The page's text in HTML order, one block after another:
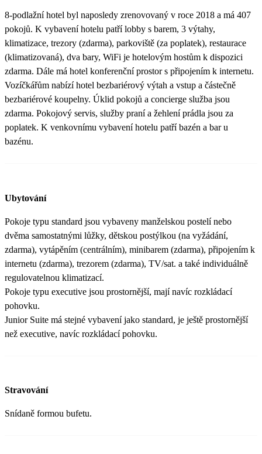
8-podlažní hotel byl naposledy zrenovovaný v roce 2018 a má 407
pokojů. K vybavení hotelu patří lobby s barem, 3 výtahy,
klimatizace, trezory (zdarma), parkoviště (za poplatek), restaurace
(klimatizovaná), dva bary, WiFi je hotelovým hostům k dispozici
zdarma. Dále má hotel konferenční prostor s připojením k internetu.
Vozíčkářům nabízí hotel bezbariérový výtah a vstup a částečně
bezbariérové koupelny. Úklid pokojů a concierge služba jsou
zdarma. Pokojový servis, služby praní a žehlení prádla jsou za
poplatek. K venkovnímu vybavení hotelu patří bazén a bar u
bazénu.
Ubytování
Pokoje typu standard jsou vybaveny manželskou postelí nebo
dvěma samostatnými lůžky, dětskou postýlkou (na vyžádání,
zdarma), vytápěním (centrálním), minibarem (zdarma), připojením k
internetu (zdarma), trezorem (zdarma), TV/sat. a také individuálně
regulovatelnou klimatizací.
Pokoje typu executive jsou prostornější, mají navíc rozkládací
pohovku.
Junior Suite má stejné vybavení jako standard, je ještě prostornější
než executive, navíc rozkládací pohovku.
Stravování
Snídaně formou bufetu.